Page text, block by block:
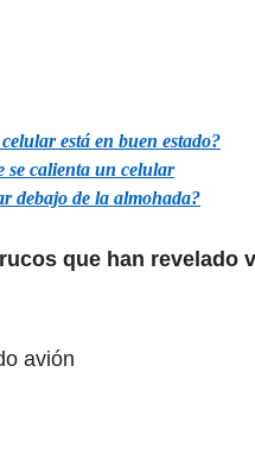
está en buen estado?
se calienta un celular
debajo de la almohada?
que han revelado
avión